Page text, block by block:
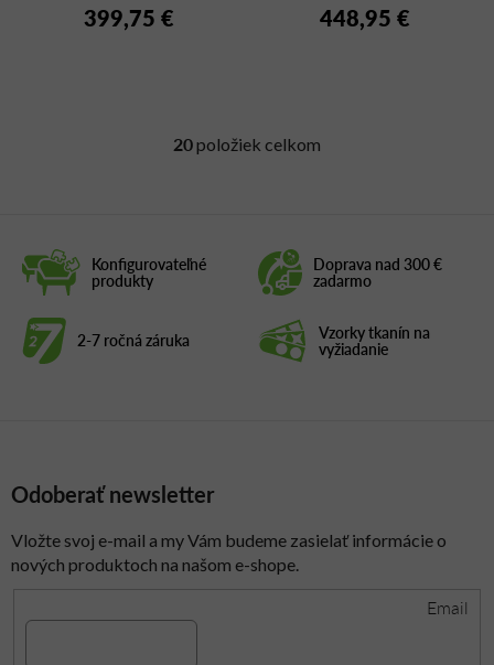
399,75 € 448,95 €
O
p
i
20položiek celkom
Konfigurovateľné
produkty
Doprava nad 300 €
zadarmo
2-7 ročná záruka Vzorky tkanín na
vyžiadanie
Odoberať newsletter
Vložte svoj e-mail a my Vám budeme zasielať informácie o
nových produktoch na našom e-shope.
Email